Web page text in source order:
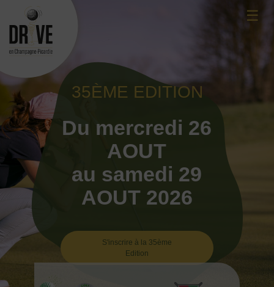
content
☰
35ÈME EDITION
Du mercredi 26
AOUT
au samedi 29
AOUT 2026
S'inscrire à la 35ème
Edition